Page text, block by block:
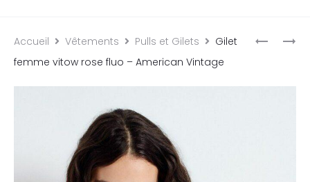
Accueil Vêtements Pulls et Gilets
Gilet
femme vitow rose fluo – American Vintage